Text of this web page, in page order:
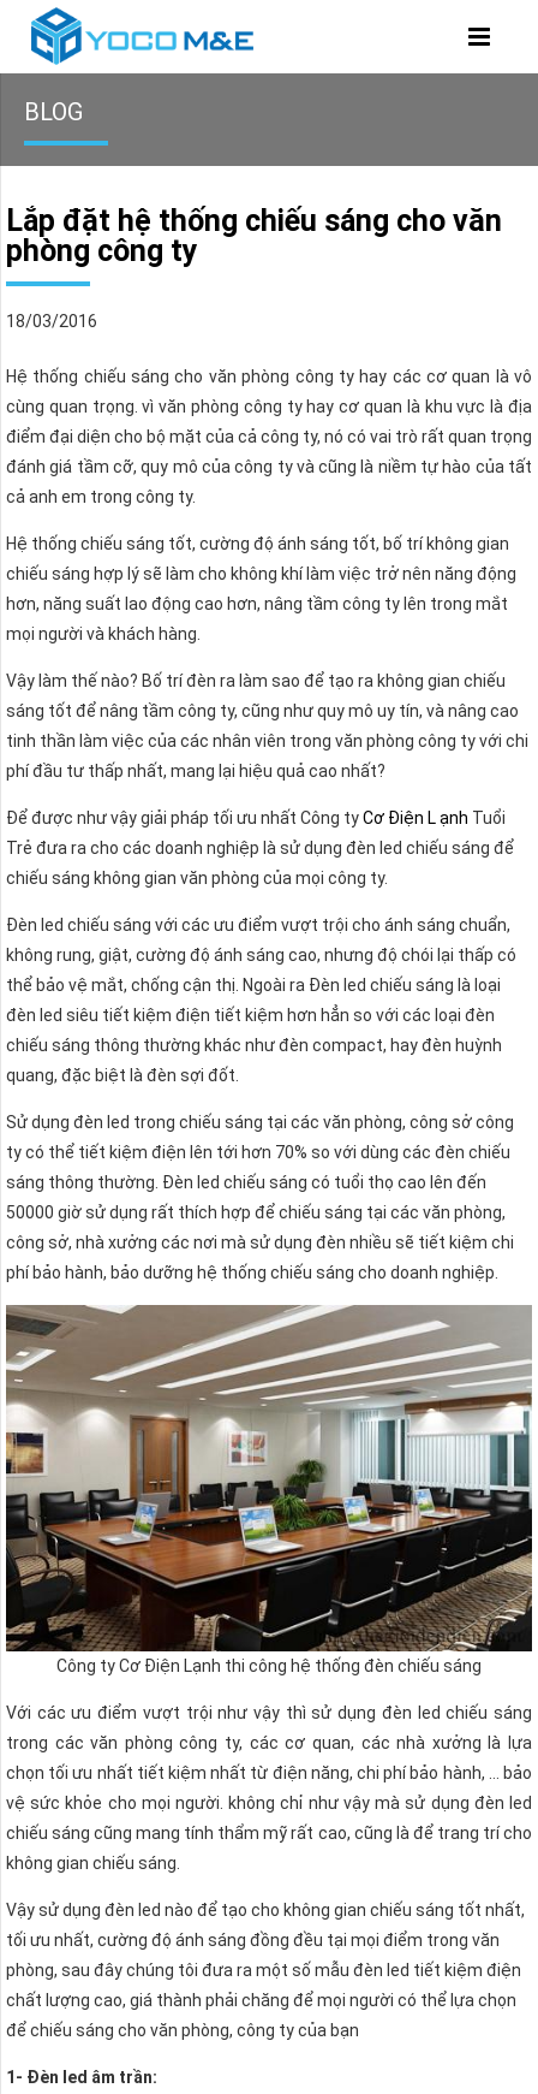
BLOG
Lắp đặt hệ thống chiếu sáng cho văn
phòng công ty
18/03/2016
Hệ thống chiếu sáng cho văn phòng công ty hay các cơ quan là vô
cùng quan trọng. vì văn phòng công ty hay cơ quan là khu vực là địa
điểm đại diện cho bộ mặt của cả công ty, nó có vai trò rất quan trọng
đánh giá tầm cỡ, quy mô của công ty và cũng là niềm tự hào của tất
cả anh em trong công ty.
Hệ thống chiếu sáng tốt, cường độ ánh sáng tốt, bố trí không gian
chiếu sáng hợp lý sẽ làm cho không khí làm việc trở nên năng động
hơn, năng suất lao động cao hơn, nâng tầm công ty lên trong mắt
mọi người và khách hàng.
Vậy làm thế nào? Bố trí đèn ra làm sao để tạo ra không gian chiếu
sáng tốt để nâng tầm công ty, cũng như quy mô uy tín, và nâng cao
tinh thần làm việc của các nhân viên trong văn phòng công ty với chi
phí đầu tư thấp nhất, mang lại hiệu quả cao nhất?
Để được như vậy giải pháp tối ưu nhất Công tyCơ Điện L ạnh Tuổi
Trẻ đưa ra cho các doanh nghiệp là sử dụng đèn led chiếu sáng để
chiếu sáng không gian văn phòng của mọi công ty.
Đèn led chiếu sáng với các ưu điểm vượt trội cho ánh sáng chuẩn,
không rung, giật, cường độ ánh sáng cao, nhưng độ chói lại thấp có
thể bảo vệ mắt, chống cận thị. Ngoài ra Đèn led chiếu sáng là loại
đèn led siêu tiết kiệm điện tiết kiệm hơn hẳn so với các loại đèn
chiếu sáng thông thường khác như đèn compact, hay đèn huỳnh
quang, đặc biệt là đèn sợi đốt.
Sử dụng đèn led trong chiếu sáng tại các văn phòng, công sở công
ty có thể tiết kiệm điện lên tới hơn 70% so với dùng các đèn chiếu
sáng thông thường. Đèn led chiếu sáng có tuổi thọ cao lên đến
50000 giờ sử dụng rất thích hợp để chiếu sáng tại các văn phòng,
công sở, nhà xưởng các nơi mà sử dụng đèn nhiều sẽ tiết kiệm chi
phí bảo hành, bảo dưỡng hệ thống chiếu sáng cho doanh nghiệp.
Công ty Cơ Điện Lạnh thi công hệ thống đèn chiếu sáng
Với các ưu điểm vượt trội như vậy thì sử dụng đèn led chiếu sáng
trong các văn phòng công ty, các cơ quan, các nhà xưởng là lựa
chọn tối ưu nhất tiết kiệm nhất từ điện năng, chi phí bảo hành, … bảo
vệ sức khỏe cho mọi người. không chỉ như vậy mà sử dụng đèn led
chiếu sáng cũng mang tính thẩm mỹ rất cao, cũng là để trang trí cho
không gian chiếu sáng.
Vậy sử dụng đèn led nào để tạo cho không gian chiếu sáng tốt nhất,
tối ưu nhất, cường độ ánh sáng đồng đều tại mọi điểm trong văn
phòng, sau đây chúng tôi đưa ra một số mẫu đèn led tiết kiệm điện
chất lượng cao, giá thành phải chăng để mọi người có thể lựa chọn
để chiếu sáng cho văn phòng, công ty của bạn
1- Đèn led âm trần: